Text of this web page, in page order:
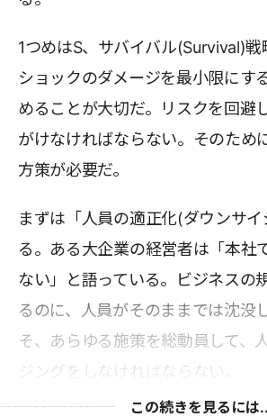
1つめはS、サバイバル(Survival)戦
ショックのダメージを最小限にす
めることが大切だ。リスクを回避
がけなければならない。そのため
方策が必要だ。
まずは「人員の適正化(ダウンサ
る。ある大企業の経営者は「本社
ない」と語っている。ビジネスの
るのに、人員がそのままでは沈没
そ、あらゆる施策を総動員して、
ジングをしなければならない。
この続きを見るには